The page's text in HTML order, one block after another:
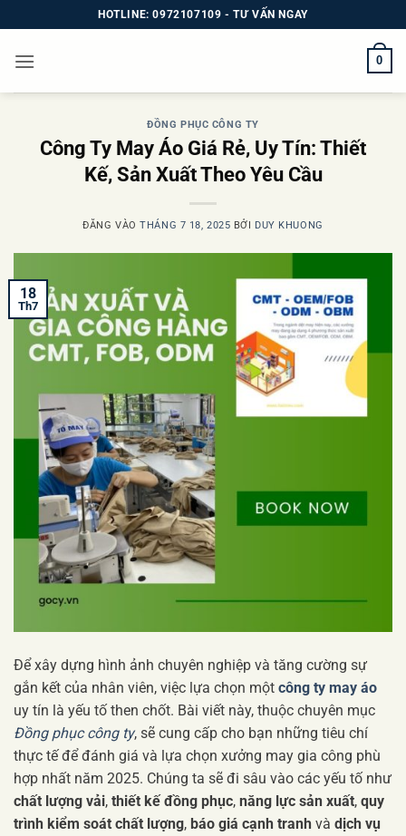
qua
nội
HOTLINE: 0972107109 - TƯ VẤN NGAY
0
ĐỒNG PHỤC CÔNG TY
Công Ty May Áo Giá Rẻ, Uy Tín: Thiết
Kế, Sản Xuất Theo Yêu Cầu
ĐĂNG VÀOTHÁNG 7 18, 2025 BỞI DUY KHUONG
18
Th7
Để xây dựng hình ảnh chuyên nghiệp và tăng cường sự
gắn kết của nhân viên, việc lựa chọn một công ty may áo
uy tín là yếu tố then chốt. Bài viết này, thuộc chuyên mục
Đồng phục công ty, sẽ cung cấp cho bạn những tiêu chí
thực tế để đánh giá và lựa chọn xưởng may gia công phù
hợp nhất năm 2025. Chúng ta sẽ đi sâu vào các yếu tố như
chất lượng vải, thiết kế đồng phục, năng lực sản xuất, quy
trình kiểm soát chất lượng, báo giá cạnh tranh và dịch vụ